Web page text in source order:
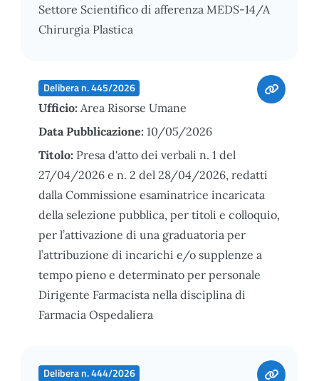
Settore Scientifico di afferenza MEDS-14/A
Chirurgia Plastica
Delibera n. 445/2026
Ufficio: Area Risorse Umane
Data Pubblicazione: 10/05/2026
Titolo: Presa d'atto dei verbali n. 1 del
27/04/2026 e n. 2 del 28/04/2026, redatti
dalla Commissione esaminatrice incaricata
della selezione pubblica, per titoli e colloquio,
per l’attivazione di una graduatoria per
l’attribuzione di incarichi e/o supplenze a
tempo pieno e determinato per personale
Dirigente Farmacista nella disciplina di
Farmacia Ospedaliera
Delibera n. 444/2026